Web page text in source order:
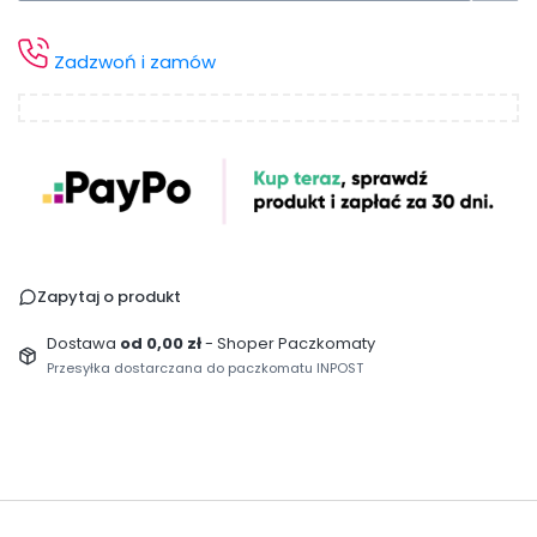
Zadzwoń i zamów
Zapytaj o produkt
Dostawa od 0,00 zł- Shoper Paczkomaty
Przesyłka dostarczana do paczkomatu INPOST